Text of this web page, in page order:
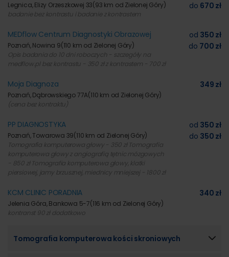
Legnica, Elizy Orzeszkowej 33(93 km od Zielonej Góry)
badanie bez kontrastu i badanie z kontrastem
do 670 zł
MEDflow Centrum Diagnostyki Obrazowej
Poznań, Nowina 9(110 km od Zielonej Góry)
Opis badania do 10 dni roboczych - szczegóły na
medflow.pl bez kontrastu - 350 zł z kontrastem - 700 zł
od 350 zł
do 700 zł
Moja Diagnoza
Poznań, Dąbrowskiego 77A(110 km od Zielonej Góry)
(cena bez kontraktu)
349 zł
PP DIAGNOSTYKA
Poznań, Towarowa 39(110 km od Zielonej Góry)
Tomografia komputerowa głowy - 350 zł Tomografia
komputerowa głowy z angiografią tętnic mózgowych
- 850 zł Tomografia komputerowa głowy, klatki
piersiowej, jamy brzusznej, miednicy mniejszej - 1800 zł
od 350 zł
do 350 zł
KCM CLINIC PORADNIA
Jelenia Góra, Bankowa 5-7(116 km od Zielonej Góry)
kontranst 90 zł dodatkowo
340 zł
Tomografia komputerowa kości skroniowych